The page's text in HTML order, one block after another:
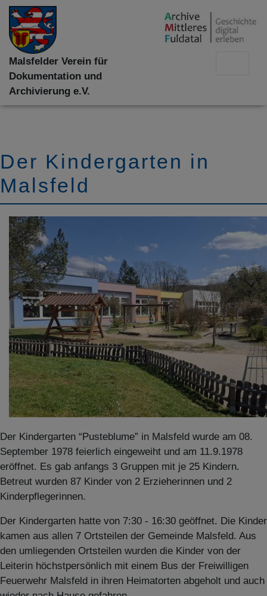
Malsfelder Verein für
Dokumentation und
Archivierung e.V.
Der Kindergarten in
Malsfeld
Der Kindergarten “Pusteblume” in Malsfeld wurde am 08.
September 1978 feierlich eingeweiht und am 11.9.1978
eröffnet. Es gab anfangs 3 Gruppen mit je 25 Kindern.
Betreut wurden 87 Kinder von 2 Erzieherinnen und 2
Kinderpflegerinnen.
Der Kindergarten hatte von 7:30 - 16:30 geöffnet. Die Kinder
kamen aus allen 7 Ortsteilen der Gemeinde Malsfeld. Aus
den umliegenden Ortsteilen wurden die Kinder von der
Leiterin höchstpersönlich mit einem Bus der Freiwilligen
Feuerwehr Malsfeld in ihren Heimatorten abgeholt und auch